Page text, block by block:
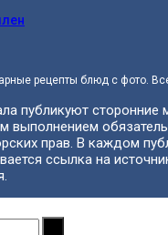
рецепты блюд с фото.
публикуют сторонние
выполнением
прав. В каждом
ссылка на